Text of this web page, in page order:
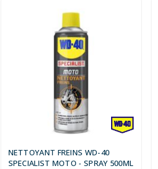
NETTOYANT FREINS WD-40
SPECIALIST MOTO - SPRAY 500ML